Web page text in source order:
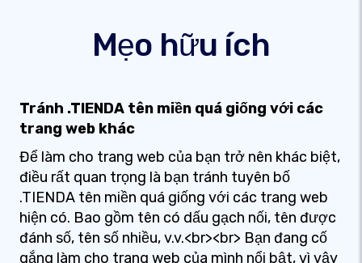
Mẹo hữu ích
Tránh .TIENDA tên miền quá giống với các
trang web khác
Để làm cho trang web của bạn trở nên khác biệt,
điều rất quan trọng là bạn tránh tuyên bố
.TIENDA tên miền quá giống với các trang web
hiện có. Bao gồm tên có dấu gạch nối, tên được
đánh số, tên số nhiều, v.v.<br><br> Bạn đang cố
gắng làm cho trang web của mình nổi bật, vì vậy